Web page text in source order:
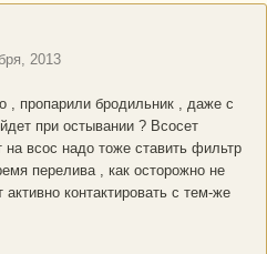
2013
пропарили бродильник , даже с
при остывании ? Всосет
всос надо тоже ставить фильтр
перелива , как осторожно не
контактировать с тем-же